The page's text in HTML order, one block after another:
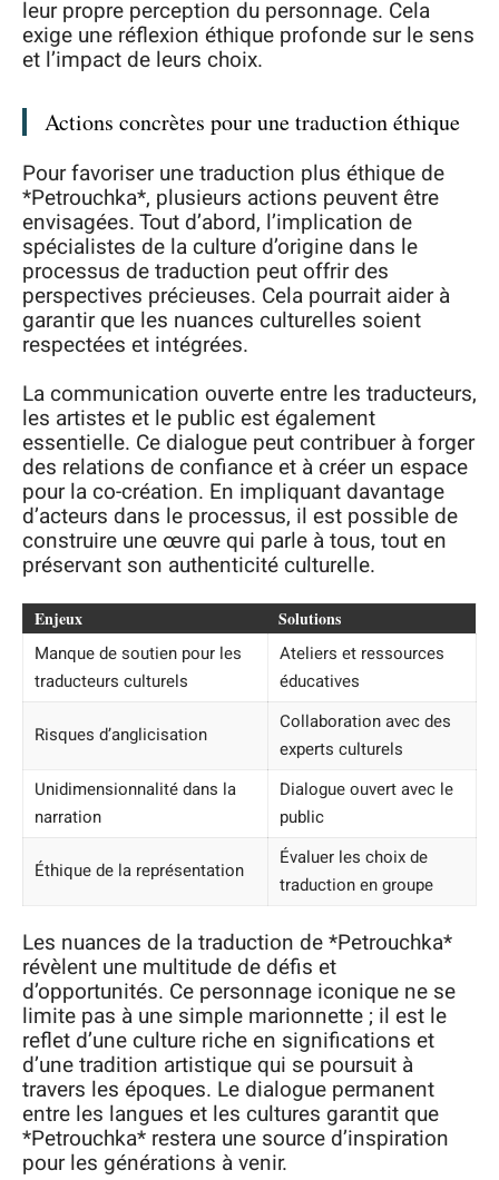
leur propre perception du personnage. Cela
exige une réflexion éthique profonde sur le sens
et l’impact de leurs choix.
Actions concrètes pour une traduction éthique
Pour favoriser une traduction plus éthique de
*Petrouchka*, plusieurs actions peuvent être
envisagées. Tout d’abord, l’implication de
spécialistes de la culture d’origine dans le
processus de traduction peut offrir des
perspectives précieuses. Cela pourrait aider à
garantir que les nuances culturelles soient
respectées et intégrées.
La communication ouverte entre les traducteurs,
les artistes et le public est également
essentielle. Ce dialogue peut contribuer à forger
des relations de confiance et à créer un espace
pour la co-création. En impliquant davantage
d’acteurs dans le processus, il est possible de
construire une œuvre qui parle à tous, tout en
préservant son authenticité culturelle.
Enjeux Solutions
Manque de soutien pour les
traducteurs culturels
Ateliers et ressources
éducatives
Risques d’anglicisation
Collaboration avec des
experts culturels
Unidimensionnalité dans la
narration
Dialogue ouvert avec le
public
Éthique de la représentation
Évaluer les choix de
traduction en groupe
Les nuances de la traduction de *Petrouchka*
révèlent une multitude de défis et
d’opportunités. Ce personnage iconique ne se
limite pas à une simple marionnette ; il est le
reflet d’une culture riche en significations et
d’une tradition artistique qui se poursuit à
travers les époques. Le dialogue permanent
entre les langues et les cultures garantit que
*Petrouchka* restera une source d’inspiration
pour les générations à venir.